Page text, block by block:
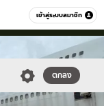
เข้าสู่ระบบสมาชิก
หมวดอื่นๆ
ตกลง